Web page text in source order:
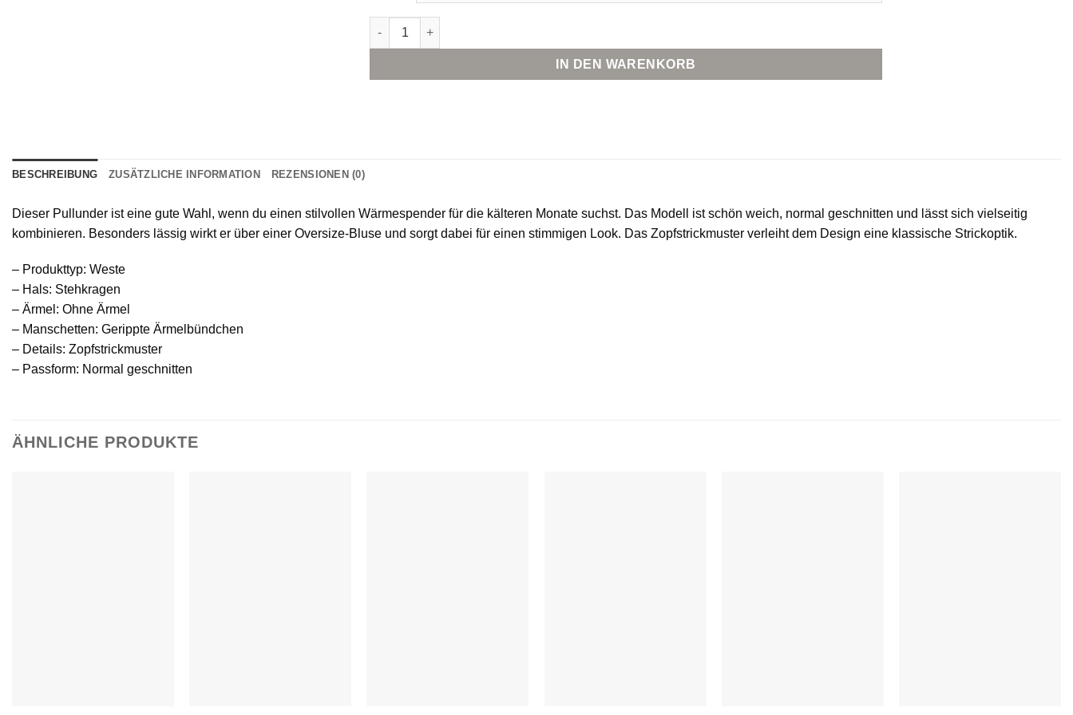
VERO MODA Cable Pullunder mit Stehkragen Menge
IN DEN WARENKORB
BESCHREIBUNG ZUSÄTZLICHE INFORMATION REZENSIONEN (0)
Dieser Pullunder ist eine gute Wahl, wenn du einen stilvollen Wärmespender für die kälteren Monate suchst. Das Modell ist schön weich, normal geschnitten und lässt sich vielseitig
kombinieren. Besonders lässig wirkt er über einer Oversize-Bluse und sorgt dabei für einen stimmigen Look. Das Zopfstrickmuster verleiht dem Design eine klassische Strickoptik.
– Produkttyp: Weste
– Hals: Stehkragen
– Ärmel: Ohne Ärmel
– Manschetten: Gerippte Ärmelbündchen
– Details: Zopfstrickmuster
– Passform: Normal geschnitten
ÄHNLICHE PRODUKTE